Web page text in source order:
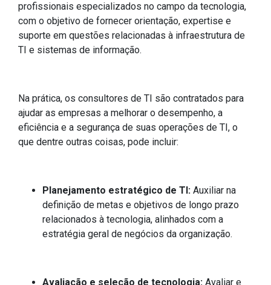
profissionais especializados no campo da tecnologia,
com o objetivo de fornecer orientação, expertise e
suporte em questões relacionadas à infraestrutura de
TI e sistemas de informação.
Na prática, os consultores de TI são contratados para
ajudar as empresas a melhorar o desempenho, a
eficiência e a segurança de suas operações de TI, o
que dentre outras coisas, pode incluir:
Planejamento estratégico de TI: Auxiliar na
definição de metas e objetivos de longo prazo
relacionados à tecnologia, alinhados com a
estratégia geral de negócios da organização.
Avaliação e seleção de tecnologia: Avaliar e